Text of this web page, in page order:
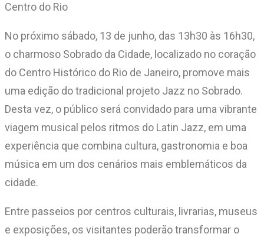
Centro do Rio
No próximo sábado, 13 de junho, das 13h30 às 16h30,
o charmoso Sobrado da Cidade, localizado no coração
do Centro Histórico do Rio de Janeiro, promove mais
uma edição do tradicional projeto Jazz no Sobrado.
Desta vez, o público será convidado para uma vibrante
viagem musical pelos ritmos do Latin Jazz, em uma
experiência que combina cultura, gastronomia e boa
música em um dos cenários mais emblemáticos da
cidade.
Entre passeios por centros culturais, livrarias, museus
e exposições, os visitantes poderão transformar o